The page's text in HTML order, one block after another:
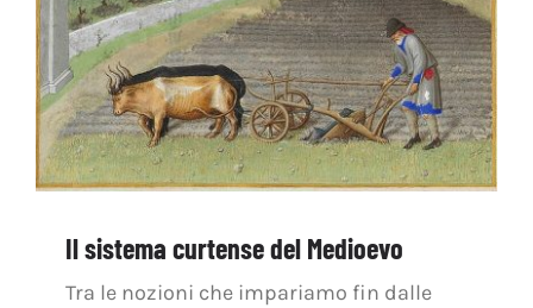
Il sistema curtense del Medioevo
Tra le nozioni che impariamo fin dalle